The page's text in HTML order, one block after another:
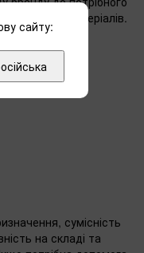
матеріалів.
сумісність
на складі та
сайту: